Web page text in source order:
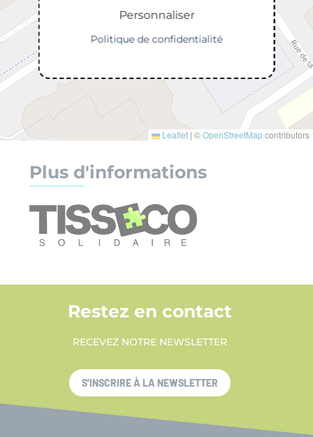
Leaflet | ©OpenStreetMapcontributors
Plus d'informations
Restez en contact
RECEVEZ NOTRE NEWSLETTER
S'INSCRIRE À LA NEWSLETTER
Personnaliser
Politique de confidentialité